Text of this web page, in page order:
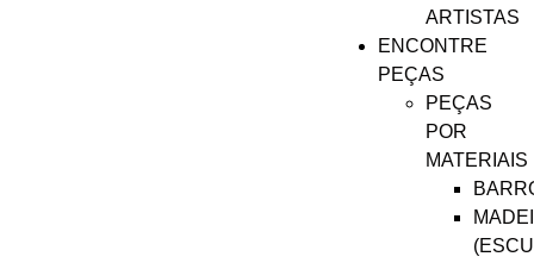
ARTISTAS
ENCONTRE
PEÇAS
PEÇAS
POR
MATERIAIS